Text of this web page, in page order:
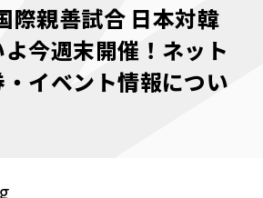
際親善試合 日本対韓
今週末開催！ネット
イベント情報につい